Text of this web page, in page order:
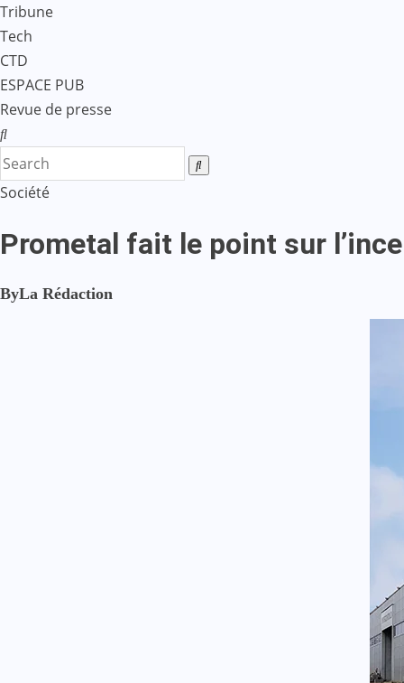
Tribune
Tech
CTD
ESPACE PUB
Revue de presse
Société
Prometal fait le point sur
ByLa Rédaction